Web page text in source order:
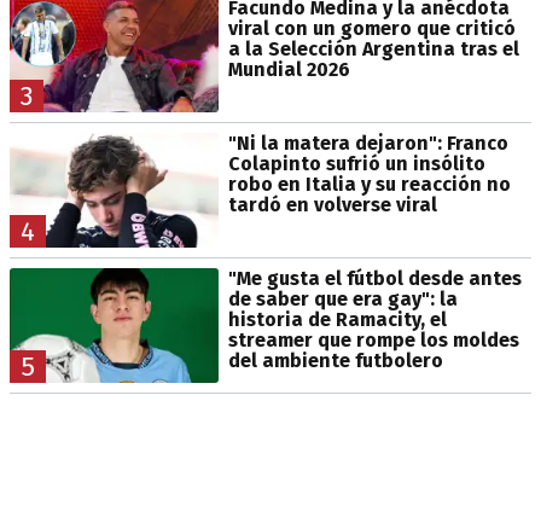
3
Facundo Medina y la anécdota
viral con un gomero que criticó
a la Selección Argentina tras el
Mundial 2026
4
"Ni la matera dejaron": Franco
Colapinto sufrió un insólito
robo en Italia y su reacción no
tardó en volverse viral
5
"Me gusta el fútbol desde antes
de saber que era gay": la
historia de Ramacity, el
streamer que rompe los moldes
del ambiente futbolero